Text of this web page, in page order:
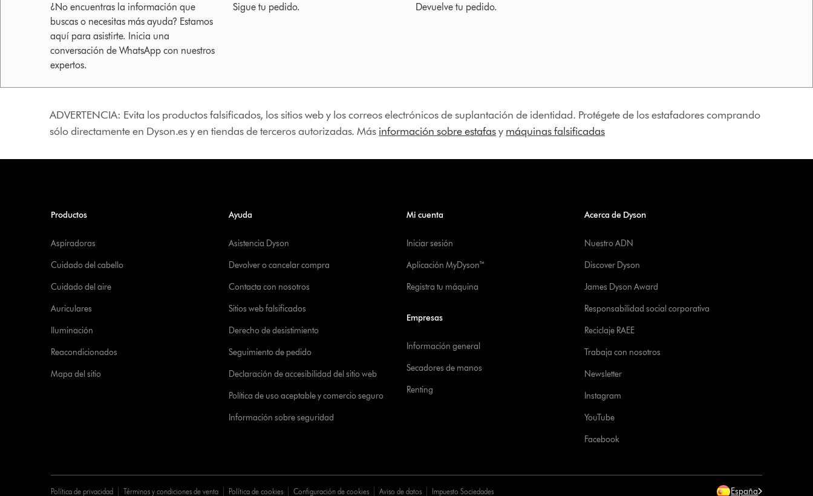
¿No encuentras la información que
buscas o necesitas más ayuda? Estamos
aquí para asistirte. Inicia una
conversación de WhatsApp con nuestros
expertos.
Sigue tu pedido. Devuelve tu pedido.
ADVERTENCIA: Evita los productos falsificados, los sitios web y los correos electrónicos de suplantación de identidad. Protégete de los estafadores comprando
sólo directamente en Dyson.es y en tiendas de terceros autorizadas. Más información sobre estafasy máquinas falsificadas
Productos
Aspiradoras
Cuidado del cabello
Cuidado del aire
Auriculares
Iluminación
Reacondicionados
Mapa del sitio
Ayuda
Asistencia Dyson
Devolver o cancelar compra
Contacta con nosotros
Sitios web falsificados
Derecho de desistimiento
Seguimiento de pedido
Declaración de accesibilidad del sitio web
Política de uso aceptable y comercio seguro
Información sobre seguridad
Mi cuenta
Iniciar sesión
Aplicación MyDyson™
Registra tu máquina
Empresas
Información general
Secadores de manos
Renting
Acerca de Dyson
Nuestro ADN
Discover Dyson
James Dyson Award
Responsabilidad social corporativa
Reciclaje RAEE
Trabaja con nosotros
Newsletter
Instagram
YouTube
Facebook
Política de privacidad Términos y condiciones de venta Política de cookies Configuración de cookies Aviso de datos Impuesto Sociedades España